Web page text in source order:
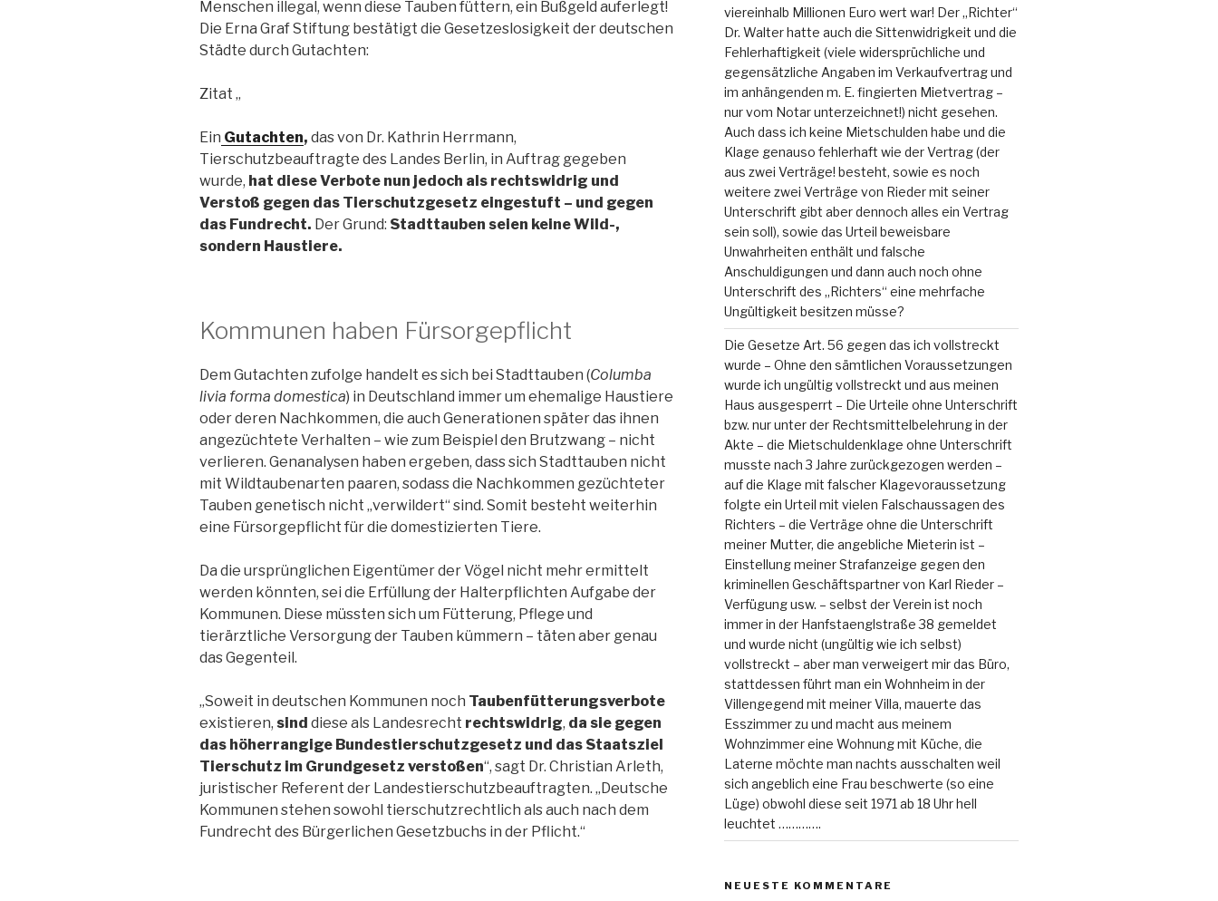
Menschen illegal, wenn diese Tauben füttern, ein Bußgeld auferlegt!
Die Erna Graf Stiftung bestätigt die Gesetzeslosigkeit der deutschen
Städte durch Gutachten:
Zitat „
Ein Gutachten, das von Dr. Kathrin Herrmann,
Tierschutzbeauftragte des Landes Berlin, in Auftrag gegeben
wurde, hat diese Verbote nun jedoch als rechtswidrig und
Verstoß gegen das Tierschutzgesetz eingestuft – und gegen
das Fundrecht. Der Grund: Stadttauben seien keine Wild-,
sondern Haustiere.
Kommunen haben Fürsorgepflicht
Dem Gutachten zufolge handelt es sich bei Stadttauben (Columba
livia forma domestica) in Deutschland immer um ehemalige Haustiere
oder deren Nachkommen, die auch Generationen später das ihnen
angezüchtete Verhalten – wie zum Beispiel den Brutzwang – nicht
verlieren. Genanalysen haben ergeben, dass sich Stadttauben nicht
mit Wildtaubenarten paaren, sodass die Nachkommen gezüchteter
Tauben genetisch nicht „verwildert“ sind. Somit besteht weiterhin
eine Fürsorgepflicht für die domestizierten Tiere.
Da die ursprünglichen Eigentümer der Vögel nicht mehr ermittelt
werden könnten, sei die Erfüllung der Halterpflichten Aufgabe der
Kommunen. Diese müssten sich um Fütterung, Pflege und
tierärztliche Versorgung der Tauben kümmern – täten aber genau
das Gegenteil.
„Soweit in deutschen Kommunen noch Taubenfütterungsverbote
existieren, sind diese als Landesrecht rechtswidrig, da sie gegen
das höherrangige Bundestierschutzgesetz und das Staatsziel
Tierschutz im Grundgesetz verstoßen“, sagt Dr. Christian Arleth,
juristischer Referent der Landestierschutzbeauftragten. „Deutsche
Kommunen stehen sowohl tierschutzrechtlich als auch nach dem
Fundrecht des Bürgerlichen Gesetzbuchs in der Pflicht.“
viereinhalb Millionen Euro wert war! Der „Richter“
Dr. Walter hatte auch die Sittenwidrigkeit und die
Fehlerhaftigkeit (viele widersprüchliche und
gegensätzliche Angaben im Verkaufvertrag und
im anhängenden m. E. fingierten Mietvertrag –
nur vom Notar unterzeichnet!) nicht gesehen.
Auch dass ich keine Mietschulden habe und die
Klage genauso fehlerhaft wie der Vertrag (der
aus zwei Verträge! besteht, sowie es noch
weitere zwei Verträge von Rieder mit seiner
Unterschrift gibt aber dennoch alles ein Vertrag
sein soll), sowie das Urteil beweisbare
Unwahrheiten enthält und falsche
Anschuldigungen und dann auch noch ohne
Unterschrift des „Richters“ eine mehrfache
Ungültigkeit besitzen müsse?
Die Gesetze Art. 56 gegen das ich vollstreckt
wurde – Ohne den sämtlichen Voraussetzungen
wurde ich ungültig vollstreckt und aus meinen
Haus ausgesperrt – Die Urteile ohne Unterschrift
bzw. nur unter der Rechtsmittelbelehrung in der
Akte – die Mietschuldenklage ohne Unterschrift
musste nach 3 Jahre zurückgezogen werden –
auf die Klage mit falscher Klagevoraussetzung
folgte ein Urteil mit vielen Falschaussagen des
Richters – die Verträge ohne die Unterschrift
meiner Mutter, die angebliche Mieterin ist –
Einstellung meiner Strafanzeige gegen den
kriminellen Geschäftspartner von Karl Rieder –
Verfügung usw. – selbst der Verein ist noch
immer in der Hanfstaenglstraße 38 gemeldet
und wurde nicht (ungültig wie ich selbst)
vollstreckt – aber man verweigert mir das Büro,
stattdessen führt man ein Wohnheim in der
Villengegend mit meiner Villa, mauerte das
Esszimmer zu und macht aus meinem
Wohnzimmer eine Wohnung mit Küche, die
Laterne möchte man nachts ausschalten weil
sich angeblich eine Frau beschwerte (so eine
Lüge) obwohl diese seit 1971 ab 18 Uhr hell
leuchtet ………….
NEUESTE KOMMENTARE